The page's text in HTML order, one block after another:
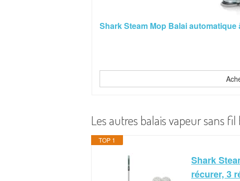
Shark Steam Mop Balai automatique
Les autres balais vapeur sans
TOP 1
Shark
récurer, 3